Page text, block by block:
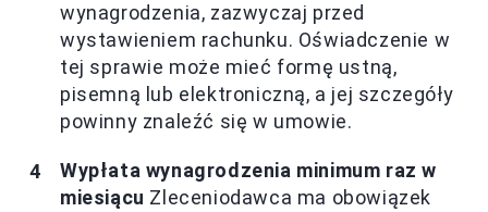
wynagrodzenia, zazwyczaj przed
wystawieniem rachunku. Oświadczenie w
tej sprawie może mieć formę ustną,
pisemną lub elektroniczną, a jej szczegóły
powinny znaleźć się w umowie.
Wypłata wynagrodzenia minimum raz w
miesiącu Zleceniodawca ma obowiązek